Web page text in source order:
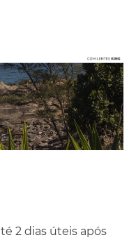
2 dias úteis após